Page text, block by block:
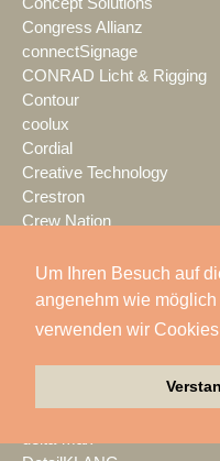
Um Ihren Besuch auf
angenehm wie möglich
verwenden wir Cookies
Congress Allianz
connectSignage
CONRAD Licht & Rigging
Contour
coolux
Cordial
Creative Technology
Crestron
Crew Nation
Crystal Sound
ctc events
dblux